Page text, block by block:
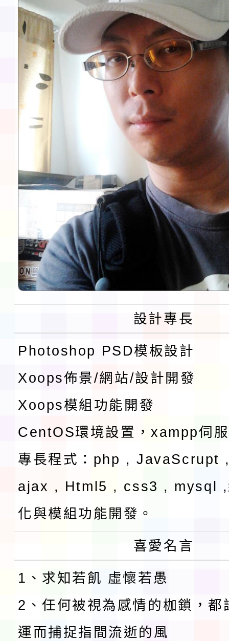
設計專長
Photoshop PSD模板設計
Xoops佈景/網站/設計開發
Xoops模組功能開發
CentOS環境設置，xampp伺
專長程式：php , JavaScrupt
ajax , Html5 , css3 , mysql ,
化與模組功能開發。
喜愛名言
1、求知若飢 虛懷若愚
2、任何被視為感情的枷鎖，都
運而捕捉指間流逝的風